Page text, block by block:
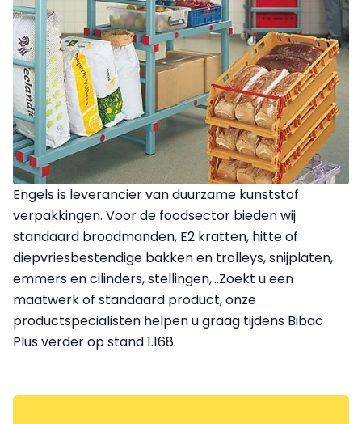
Engels is leverancier van duurzame kunststof
verpakkingen. Voor de foodsector bieden wij
standaard broodmanden, E2 kratten, hitte of
diepvriesbestendige bakken en trolleys, snijplaten,
emmers en cilinders, stellingen,…Zoekt u een
maatwerk of standaard product, onze
productspecialisten helpen u graag tijdens Bibac
Plus verder op stand 1.168.